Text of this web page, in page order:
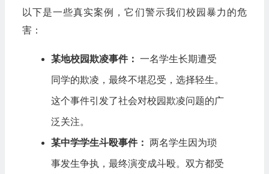
以下是一些真实案例，它们警示我们校园暴力的危
害：
某地校园欺凌事件： 一名学生长期遭受
同学的欺凌，最终不堪忍受，选择轻生。
这个事件引发了社会对校园欺凌问题的广
泛关注。
某中学学生斗殴事件： 两名学生因为琐
事发生争执，最终演变成斗殴。双方都受